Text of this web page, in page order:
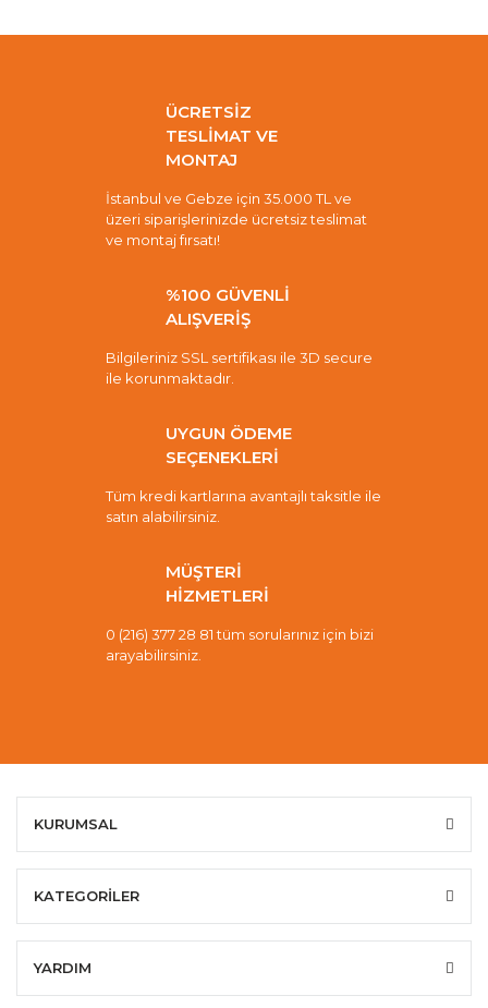
ÜCRETSİZ
TESLİMAT VE
MONTAJ
İstanbul ve Gebze için 35.000 TL ve
üzeri siparişlerinizde ücretsiz teslimat
ve montaj fırsatı!
%100 GÜVENLİ
ALIŞVERİŞ
Bilgileriniz SSL sertifikası ile 3D secure
ile korunmaktadır.
UYGUN ÖDEME
SEÇENEKLERİ
Tüm kredi kartlarına avantajlı taksitle ile
satın alabilirsiniz.
MÜŞTERİ
HİZMETLERİ
0 (216) 377 28 81 tüm sorularınız için bizi
arayabilirsiniz.
KURUMSAL
KATEGORİLER
YARDIM